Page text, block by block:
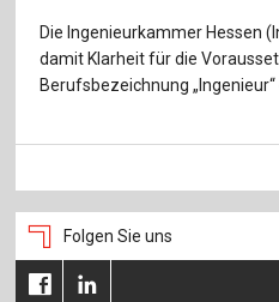
Sprache / Language: DE
Die Ingenieurkammer Hessen
damit Klarheit für die
Berufsbezeichnung
Folgen Sie uns